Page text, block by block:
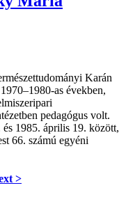
Karán
as években,
pedagógus volt.
1985. április 19. között,
66. számú egyéni
>